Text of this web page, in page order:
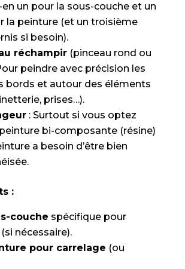
un pour la sous-couche et un
la peinture (et un troisième
si besoin).
réchampir(pinceau rond ou
peindre avec précision les
bords et autour des éléments
prises…).
: Surtout si vous optez
bi-composante (résine)
a besoin d’être bien
:
couche spécifique pour
nécessaire).
pour carrelage (ou